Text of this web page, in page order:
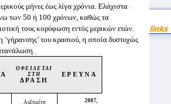
μήνες έως λίγα χρόνια. Ελάχιστα
των 50 ή 100 χρόνων, καθώς τα
τους κορύφωση εντός μερικών ετών.
‘γήρανσης’ του κρασιού, η οποία δυστυχώς
ΟΦΕΙΛΕΤΑΙ
ΣΤΗ
ΔΡΑΣΗ
ΕΡΕΥΝΑ
Αυξημένη
2007,